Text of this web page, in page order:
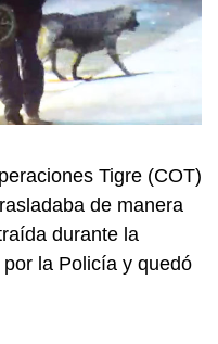
Tigre (COT)
de manera
durante la
la Policía y quedó